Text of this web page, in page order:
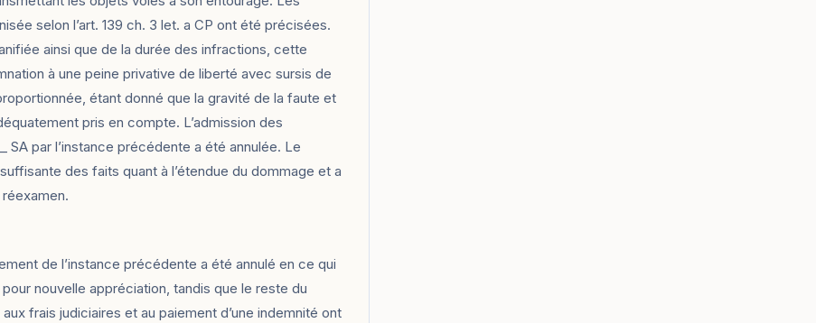
selon l’art. 139 ch. 3 let. a CP ont été précisées.
ainsi que de la durée des infractions, cette
à une peine privative de liberté avec sursis de
étant donné que la gravité de la faute et
pris en compte. L’admission des
SA par l’instance précédente a été annulée. Le
des faits quant à l’étendue du dommage et a
de l’instance précédente a été annulé en ce qui
nouvelle appréciation, tandis que le reste du
frais judiciaires et au paiement d’une indemnité ont